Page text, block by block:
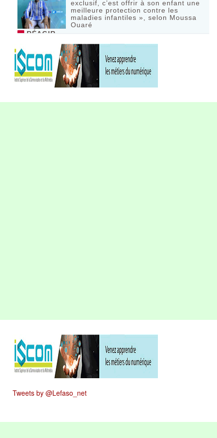
exclusif, c’est offrir à son enfant une
meilleure protection contre les
maladies infantiles », selon Moussa
Ouaré
RÉAGIR
Tweets by @Lefaso_net